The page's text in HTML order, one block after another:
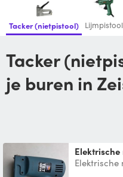
Tacker (nietpistool) Lijmpistool
Tacker (nietpistool) huren van
je buren in